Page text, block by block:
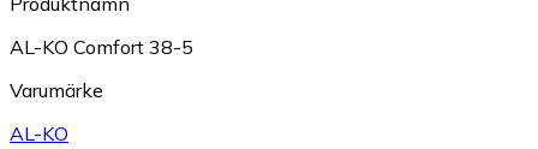
AL-KO Comfort 38-5
Varumärke
AL-KO